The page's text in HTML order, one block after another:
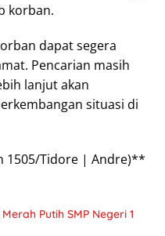
korban.
dapat segera
Pencarian masih
lanjut akan
situasi di
1505/Tidore | Andre)**
Putih SMP Negeri 1